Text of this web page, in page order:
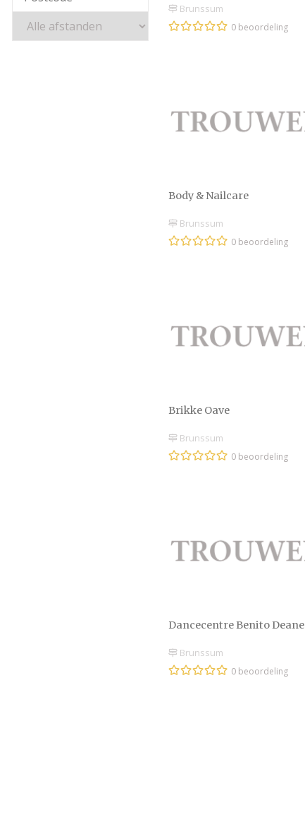
Brunssum
0 beoordeling
Body & Nailcare
Brunssum
0 beoordeling
Brikke Oave
Brunssum
0 beoordeling
Dancecentre Benito Deane
Brunssum
0 beoordeling